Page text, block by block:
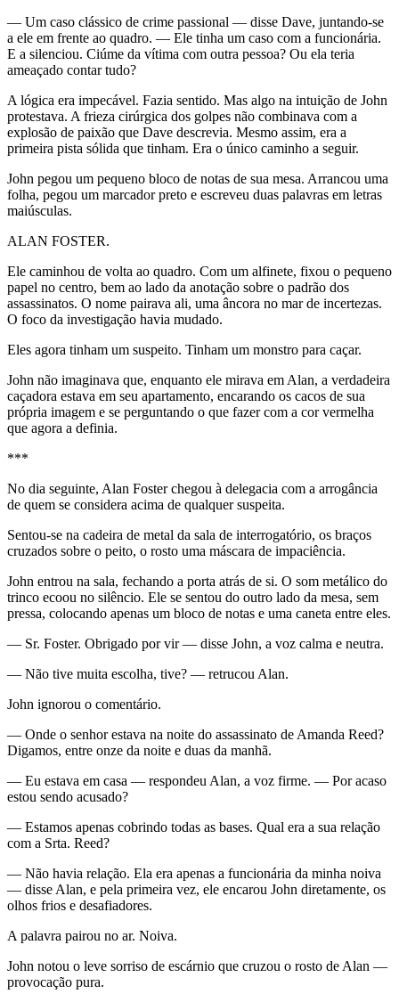
— Um caso clássico de crime passional — disse Dave, juntando-se
a ele em frente ao quadro. — Ele tinha um caso com a funcionária.
E a silenciou. Ciúme da vítima com outra pessoa? Ou ela teria
ameaçado contar tudo?
A lógica era impecável. Fazia sentido. Mas algo na intuição de John
protestava. A frieza cirúrgica dos golpes não combinava com a
explosão de paixão que Dave descrevia. Mesmo assim, era a
primeira pista sólida que tinham. Era o único caminho a seguir.
John pegou um pequeno bloco de notas de sua mesa. Arrancou uma
folha, pegou um marcador preto e escreveu duas palavras em letras
maiúsculas.
ALAN FOSTER.
Ele caminhou de volta ao quadro. Com um alfinete, fixou o pequeno
papel no centro, bem ao lado da anotação sobre o padrão dos
assassinatos. O nome pairava ali, uma âncora no mar de incertezas.
O foco da investigação havia mudado.
Eles agora tinham um suspeito. Tinham um monstro para caçar.
John não imaginava que, enquanto ele mirava em Alan, a verdadeira
caçadora estava em seu apartamento, encarando os cacos de sua
própria imagem e se perguntando o que fazer com a cor vermelha
que agora a definia.
***
No dia seguinte, Alan Foster chegou à delegacia com a arrogância
de quem se considera acima de qualquer suspeita.
Sentou-se na cadeira de metal da sala de interrogatório, os braços
cruzados sobre o peito, o rosto uma máscara de impaciência.
John entrou na sala, fechando a porta atrás de si. O som metálico do
trinco ecoou no silêncio. Ele se sentou do outro lado da mesa, sem
pressa, colocando apenas um bloco de notas e uma caneta entre eles.
— Sr. Foster. Obrigado por vir — disse John, a voz calma e neutra.
— Não tive muita escolha, tive? — retrucou Alan.
John ignorou o comentário.
— Onde o senhor estava na noite do assassinato de Amanda Reed?
Digamos, entre onze da noite e duas da manhã.
— Eu estava em casa — respondeu Alan, a voz firme. — Por acaso
estou sendo acusado?
— Estamos apenas cobrindo todas as bases. Qual era a sua relação
com a Srta. Reed?
— Não havia relação. Ela era apenas a funcionária da minha noiva
— disse Alan, e pela primeira vez, ele encarou John diretamente, os
olhos frios e desafiadores.
A palavra pairou no ar. Noiva.
John notou o leve sorriso de escárnio que cruzou o rosto de Alan —
provocação pura.